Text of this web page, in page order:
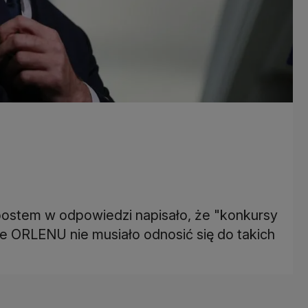
w odpowiedzi napisało, że "konkursy
nie musiało odnosić się do takich